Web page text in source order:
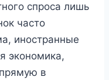
спроса лишь
часто
иностранные
экономика,
в